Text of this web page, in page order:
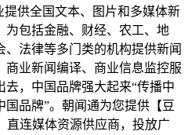
供全国文本、图片和多媒体新
为包括金融、财经、农工、地
法律等多门类的机构提供新闻
商业新闻编译、商业信息监控服
，中国品牌强大起来“传播中
国品牌”。朝闻通为您提供【豆
直连媒体资源供应商，投放广